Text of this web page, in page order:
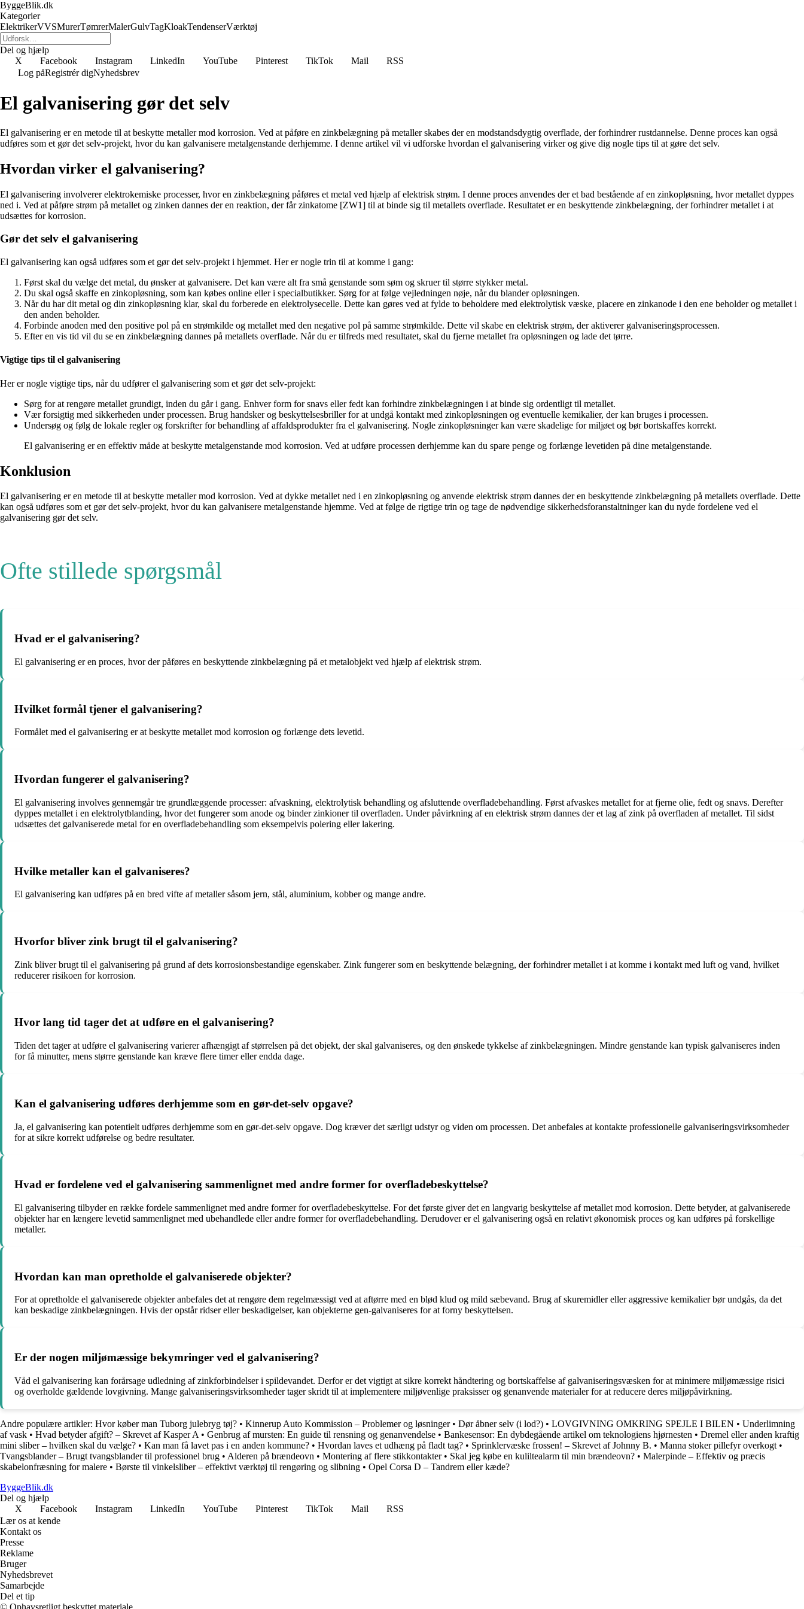
ByggeBlik.dk
Kategorier
ElektrikerVVSMurerTømrerMalerGulvTagKloakTendenserVærktøj
Del og hjælp
X
Facebook Instagram LinkedIn YouTube Pinterest TikTok Mail
RSS
Log påRegistrér digNyhedsbrev
El galvanisering gør det selv
El galvanisering er en metode til at beskytte metaller mod korrosion. Ved at påføre en zinkbelægning på metaller skabes der en modstandsdygtig overflade, der forhindrer rustdannelse. Denne proces kan også
udføres som et gør det selv-projekt, hvor du kan galvanisere metalgenstande derhjemme. I denne artikel vil vi udforske hvordan el galvanisering virker og give dig nogle tips til at gøre det selv.
Hvordan virker el galvanisering?
El galvanisering involverer elektrokemiske processer, hvor en zinkbelægning påføres et metal ved hjælp af elektrisk strøm. I denne proces anvendes der et bad bestående af en zinkopløsning, hvor metallet dyppes
ned i. Ved at påføre strøm på metallet og zinken dannes der en reaktion, der får zinkatome [ZW1] til at binde sig til metallets overflade. Resultatet er en beskyttende zinkbelægning, der forhindrer metallet i at
udsættes for korrosion.
Gør det selv el galvanisering
El galvanisering kan også udføres som et gør det selv-projekt i hjemmet. Her er nogle trin til at komme i gang:
Først skal du vælge det metal, du ønsker at galvanisere. Det kan være alt fra små genstande som søm og skruer til større stykker metal.
Du skal også skaffe en zinkopløsning, som kan købes online eller i specialbutikker. Sørg for at følge vejledningen nøje, når du blander opløsningen.
Når du har dit metal og din zinkopløsning klar, skal du forberede en elektrolysecelle. Dette kan gøres ved at fylde to beholdere med elektrolytisk væske, placere en zinkanode i den ene beholder og metallet i
den anden beholder.
Forbinde anoden med den positive pol på en strømkilde og metallet med den negative pol på samme strømkilde. Dette vil skabe en elektrisk strøm, der aktiverer galvaniseringsprocessen.
Efter en vis tid vil du se en zinkbelægning dannes på metallets overflade. Når du er tilfreds med resultatet, skal du fjerne metallet fra opløsningen og lade det tørre.
Vigtige tips til el galvanisering
Her er nogle vigtige tips, når du udfører el galvanisering som et gør det selv-projekt:
Sørg for at rengøre metallet grundigt, inden du går i gang. Enhver form for snavs eller fedt kan forhindre zinkbelægningen i at binde sig ordentligt til metallet.
Vær forsigtig med sikkerheden under processen. Brug handsker og beskyttelsesbriller for at undgå kontakt med zinkopløsningen og eventuelle kemikalier, der kan bruges i processen.
Undersøg og følg de lokale regler og forskrifter for behandling af affaldsprodukter fra el galvanisering. Nogle zinkopløsninger kan være skadelige for miljøet og bør bortskaffes korrekt.
El galvanisering er en effektiv måde at beskytte metalgenstande mod korrosion. Ved at udføre processen derhjemme kan du spare penge og forlænge levetiden på dine metalgenstande.
Konklusion
El galvanisering er en metode til at beskytte metaller mod korrosion. Ved at dykke metallet ned i en zinkopløsning og anvende elektrisk strøm dannes der en beskyttende zinkbelægning på metallets overflade. Dette
kan også udføres som et gør det selv-projekt, hvor du kan galvanisere metalgenstande hjemme. Ved at følge de rigtige trin og tage de nødvendige sikkerhedsforanstaltninger kan du nyde fordelene ved el
galvanisering gør det selv.
Ofte stillede spørgsmål
Hvad er el galvanisering?
El galvanisering er en proces, hvor der påføres en beskyttende zinkbelægning på et metalobjekt ved hjælp af elektrisk strøm.
Hvilket formål tjener el galvanisering?
Formålet med el galvanisering er at beskytte metallet mod korrosion og forlænge dets levetid.
Hvordan fungerer el galvanisering?
El galvanisering involves gennemgår tre grundlæggende processer: afvaskning, elektrolytisk behandling og afsluttende overfladebehandling. Først afvaskes metallet for at fjerne olie, fedt og snavs. Derefter
dyppes metallet i en elektrolytblanding, hvor det fungerer som anode og binder zinkioner til overfladen. Under påvirkning af en elektrisk strøm dannes der et lag af zink på overfladen af metallet. Til sidst
udsættes det galvaniserede metal for en overfladebehandling som eksempelvis polering eller lakering.
Hvilke metaller kan el galvaniseres?
El galvanisering kan udføres på en bred vifte af metaller såsom jern, stål, aluminium, kobber og mange andre.
Hvorfor bliver zink brugt til el galvanisering?
Zink bliver brugt til el galvanisering på grund af dets korrosionsbestandige egenskaber. Zink fungerer som en beskyttende belægning, der forhindrer metallet i at komme i kontakt med luft og vand, hvilket
reducerer risikoen for korrosion.
Hvor lang tid tager det at udføre en el galvanisering?
Tiden det tager at udføre el galvanisering varierer afhængigt af størrelsen på det objekt, der skal galvaniseres, og den ønskede tykkelse af zinkbelægningen. Mindre genstande kan typisk galvaniseres inden
for få minutter, mens større genstande kan kræve flere timer eller endda dage.
Kan el galvanisering udføres derhjemme som en gør-det-selv opgave?
Ja, el galvanisering kan potentielt udføres derhjemme som en gør-det-selv opgave. Dog kræver det særligt udstyr og viden om processen. Det anbefales at kontakte professionelle galvaniseringsvirksomheder
for at sikre korrekt udførelse og bedre resultater.
Hvad er fordelene ved el galvanisering sammenlignet med andre former for overfladebeskyttelse?
El galvanisering tilbyder en række fordele sammenlignet med andre former for overfladebeskyttelse. For det første giver det en langvarig beskyttelse af metallet mod korrosion. Dette betyder, at galvaniserede
objekter har en længere levetid sammenlignet med ubehandlede eller andre former for overfladebehandling. Derudover er el galvanisering også en relativt økonomisk proces og kan udføres på forskellige
metaller.
Hvordan kan man opretholde el galvaniserede objekter?
For at opretholde el galvaniserede objekter anbefales det at rengøre dem regelmæssigt ved at aftørre med en blød klud og mild sæbevand. Brug af skuremidler eller aggressive kemikalier bør undgås, da det
kan beskadige zinkbelægningen. Hvis der opstår ridser eller beskadigelser, kan objekterne gen-galvaniseres for at forny beskyttelsen.
Er der nogen miljømæssige bekymringer ved el galvanisering?
Våd el galvanisering kan forårsage udledning af zinkforbindelser i spildevandet. Derfor er det vigtigt at sikre korrekt håndtering og bortskaffelse af galvaniseringsvæsken for at minimere miljømæssige risici
og overholde gældende lovgivning. Mange galvaniseringsvirksomheder tager skridt til at implementere miljøvenlige praksisser og genanvende materialer for at reducere deres miljøpåvirkning.
Andre populære artikler: Hvor køber man Tuborg julebryg tøj? • Kinnerup Auto Kommission – Problemer og løsninger• Dør åbner selv (i lod?) • LOVGIVNING OMKRING SPEJLE I BILEN • Underlimning
af vask • Hvad betyder afgift? – Skrevet af Kasper A • Genbrug af mursten: En guide til rensning og genanvendelse • Bankesensor: En dybdegående artikel om teknologiens hjørnesten • Dremel eller anden kraftig
mini sliber – hvilken skal du vælge? • Kan man få lavet pas i en anden kommune? • Hvordan laves et udhæng på fladt tag? • Sprinklervæske frossen! – Skrevet af Johnny B. • Manna stoker pillefyr overkogt •
Tvangsblander – Brugt tvangsblander til professionel brug • Alderen på brændeovn • Montering af flere stikkontakter• Skal jeg købe en kuliltealarm til min brændeovn? • Malerpinde – Effektiv og præcis
skabelonfræsning for malere • Børste til vinkelsliber – effektivt værktøj til rengøring og slibning • Opel Corsa D – Tandrem eller kæde?
ByggeBlik.dk
Del og hjælp
X
Facebook Instagram LinkedIn YouTube Pinterest TikTok Mail
RSS
Lær os at kende
Kontakt os
Presse
Reklame
Bruger
Nyhedsbrevet
Samarbejde
Del et tip
© Ophavsretligt beskyttet materiale.